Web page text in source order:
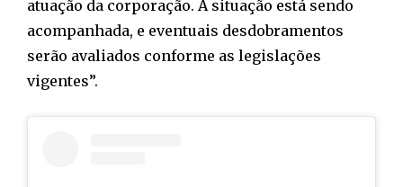
atuação da corporação. A situação está sendo
acompanhada, e eventuais desdobramentos
serão avaliados conforme as legislações
vigentes”.